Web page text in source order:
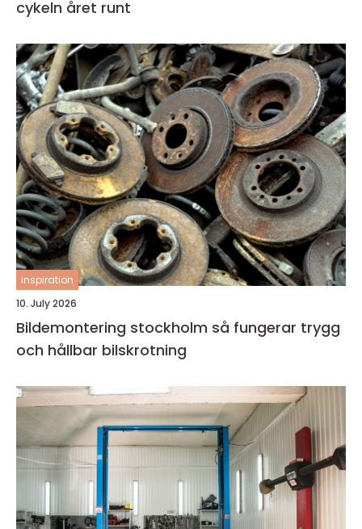
cykeln året runt
inspiration
10. July 2026
Bildemontering stockholm så fungerar trygg
och hållbar bilskrotning